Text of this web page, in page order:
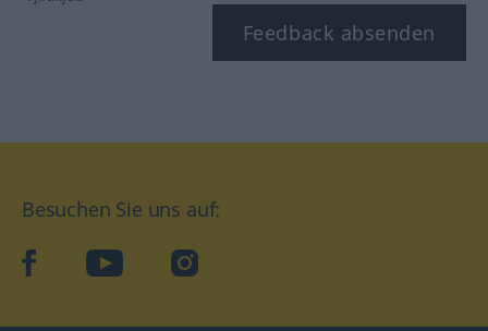
Feedback absenden
Besuchen Sie uns auf:
facebookYouTube Instagram